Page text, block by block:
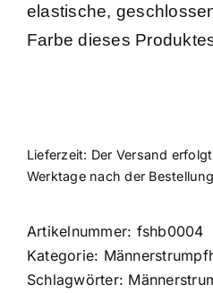
elastische,
Farbe dieses
Lieferzeit: Der Versand
Werktage nach der
Artikelnummer: fshb0004
Kategorie:
Schlagwörter: